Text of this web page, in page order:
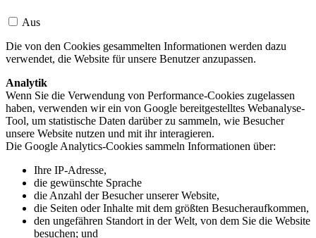
Aus
Die von den Cookies gesammelten Informationen werden dazu
verwendet, die Website für unsere Benutzer anzupassen.
Analytik
Wenn Sie die Verwendung von Performance-Cookies zugelassen
haben, verwenden wir ein von Google bereitgestelltes Webanalyse-
Tool, um statistische Daten darüber zu sammeln, wie Besucher
unsere Website nutzen und mit ihr interagieren.
Die Google Analytics-Cookies sammeln Informationen über:
Ihre IP-Adresse,
die gewünschte Sprache
die Anzahl der Besucher unserer Website,
die Seiten oder Inhalte mit dem größten Besucheraufkommen,
den ungefähren Standort in der Welt, von dem Sie die Website
besuchen; und